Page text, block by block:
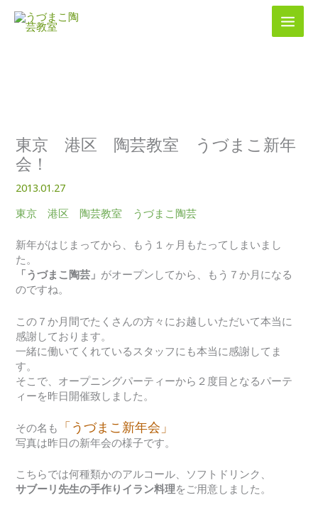
東京 港区 陶芸教室 うづまこ新年
会！
2013.01.27
東京 港区 陶芸教室 うづまこ陶芸
新年がはじまってから、もう１ヶ月もたってしまいまし
た。
「うづまこ陶芸」 がオープンしてから、もう７か月になる
のですね。
この７か月間でたくさんの方々にお越しいただいて本当に
感謝しております。
一緒に働いてくれているスタッフにも本当に感謝してま
す。
そこで、オープニングパーティーから２度目となるパーテ
ィーを昨日開催致しました。
その名も 「うづまこ新年会」
写真は昨日の新年会の様子です。
こちらでは何種類かのアルコール、ソフトドリンク、
サブーリ先生の手作りイラン料理をご用意しました。